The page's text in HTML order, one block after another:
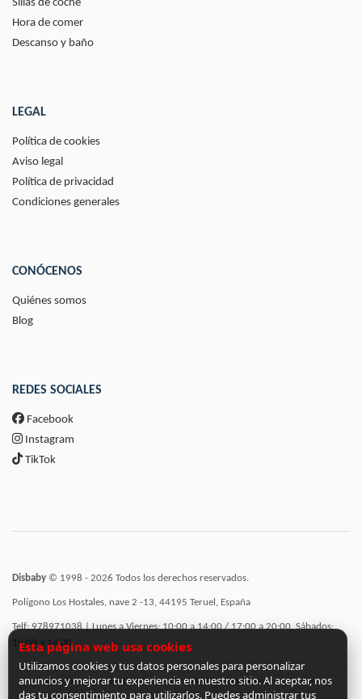
Sillas de coche
Hora de comer
Descanso y baño
LEGAL
Política de cookies
Aviso legal
Política de privacidad
Condiciones generales
CONÓCENOS
Quiénes somos
Blog
REDES SOCIALES
Facebook
Instagram
TikTok
Disbaby © 1998 - 2026 Todos los derechos reservados.
Polígono Los Hostales, nave 2 -13, 44195 Teruel, España
Telf: 978971038 | Lunes a Viernes: 10:00 a 14:00 / 17:00 a 20:00, Sábados:
10:00 a 14:00
Incorporación de funcionalidades semánticas a la web subvencionadas por:
Esta página web usa cookies
Utilizamos cookies y tus datos personales para personalizar
anuncios y mejorar tu experiencia en nuestro sitio. Al aceptar, nos
das tu consentimiento para utilizarlos. Puedes administrar tus